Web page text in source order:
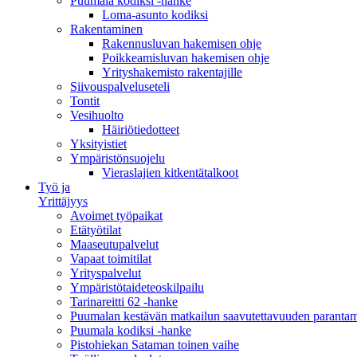
Loma-asunto kodiksi
Rakentaminen
Rakennusluvan hakemisen ohje
Poikkeamisluvan hakemisen ohje
Yrityshakemisto rakentajille
Siivouspalveluseteli
Tontit
Vesihuolto
Häiriötiedotteet
Yksityistiet
Ympäristönsuojelu
Vieraslajien kitkentätalkoot
Työ ja
Yrittäjyys
Avoimet työpaikat
Etätyötilat
Maaseutupalvelut
Vapaat toimitilat
Yrityspalvelut
Ympäristötaideteoskilpailu
Tarinareitti 62 -hanke
Puumalan kestävän matkailun saavutettavuuden
Puumala kodiksi -hanke
Pistohiekan Sataman toinen vaihe